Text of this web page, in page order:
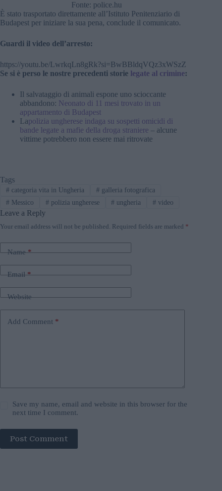
Fonte: police.hu
È stato trasportato direttamente all’Istituto Penitenziario di
Budapest per iniziare la sua pena, conclude il comunicato.
Guardi il video dell’arresto:
https://youtu.be/LwrkqLn8gRk?si=BwBBldqVQz3xWSzZ
Se si è perso le nostre precedenti storie legate al crimine:
Il salvataggio di animali espone uno scioccante
abbandono: Neonato di 11 mesi trovato in un
appartamento di Budapest
Lapolizia ungherese indaga su sospetti omicidi di
bande legate a mafie della droga straniere – alcune
vittime potrebbero non essere mai ritrovate
Tags
#categoria vita in Ungheria #galleria fotografica
#Messico #polizia ungherese # ungheria # video
Leave a Reply
Your email address will not be published. Required fields are marked *
Name*
Email*
Website
Add Comment *
Save my name, email and website in this browser for the
next time I comment.
Post Comment